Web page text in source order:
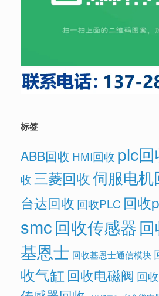
标签
ABB回收 HMI回收 plc回
收三菱回收伺服电机
台达回收 回收PLC 回收
smc回收传感器
基恩士 回收基恩士通信模块
收气缸 回收电磁阀 回